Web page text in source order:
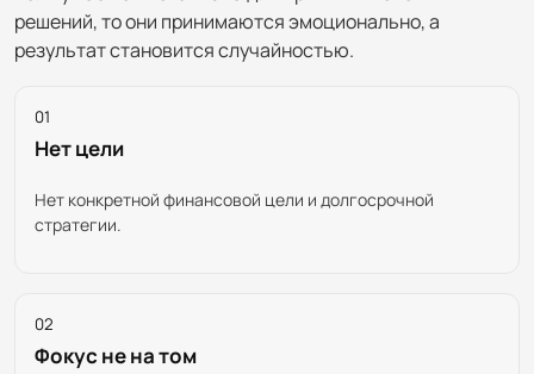
решений, то они принимаются эмоционально, а
результат становится случайностью.
01
Нет цели
Нет конкретной финансовой цели и долгосрочной
стратегии.
02
Фокус не на том